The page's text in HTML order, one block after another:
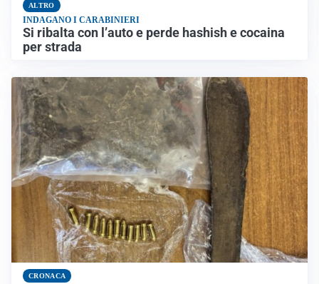
ALTRO
INDAGANO I CARABINIERI
Si ribalta con l’auto e perde hashish e cocaina
per strada
CRONACA